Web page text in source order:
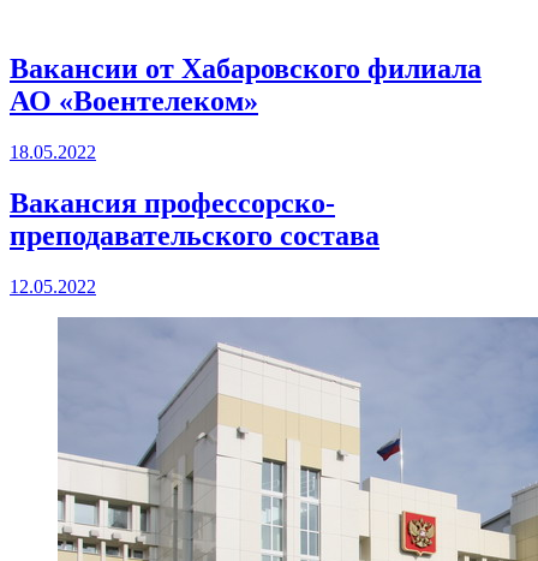
Вакансии от Хабаровского филиала
АО «Воентелеком»
18.05.2022
Вакансия профессорско-
преподавательского состава
12.05.2022